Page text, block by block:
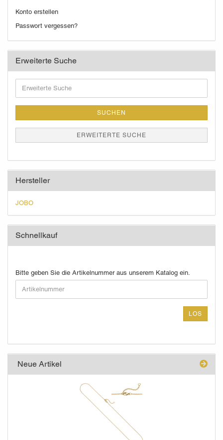
Konto erstellen
Passwort vergessen?
Erweiterte Suche
Suche
SUCHEN
ERWEITERTE SUCHE
Hersteller
JOBO
Schnellkauf
BITTE
GEBEN
SIE
DIE
EIN.
Bitte geben Sie die Artikelnummer aus unserem Katalog ein.
LOS
Neue Artikel